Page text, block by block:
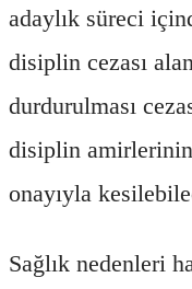
adaylık süreci
disiplin cezası
durdurulması
disiplin
onayıyla
Sağlık nedenleri